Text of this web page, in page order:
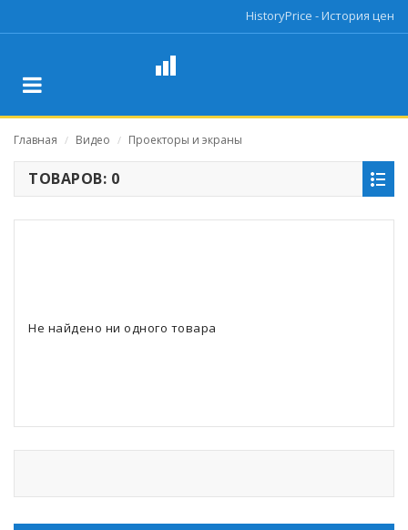
HistoryPrice - История цен
Главная / Видео / Проекторы и экраны
ТОВАРОВ: 0
Не найдено ни одного товара